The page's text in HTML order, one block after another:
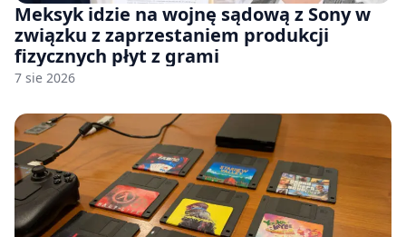
Meksyk idzie na wojnę sądową z Sony w
związku z zaprzestaniem produkcji
fizycznych płyt z grami
7 sie 2026